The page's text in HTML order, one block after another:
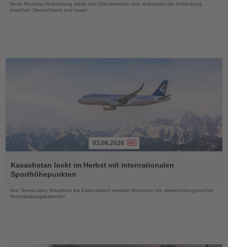
Neue Nonstop-Verbindung stärkt das Streckennetz und verbessert die Anbindung
zwischen Deutschland und Israel
Sie
die
Nachrichten
03.08.2026
Kasachstan lockt im Herbst mit internationalen
Sporthöhepunkten
Von Tennis über Marathon bis Eiskunstlauf erwartet Besucher ein abwechslungsreicher
Veranstaltungskalender